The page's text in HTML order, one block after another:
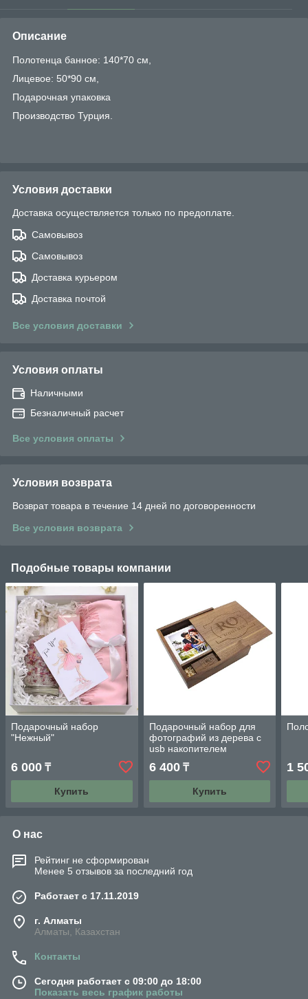
Описание
Полотенца банное: 140*70 см,
Лицевое: 50*90 см,
Подарочная упаковка
Производство Турция.
Условия доставки
Доставка осуществляется только по предоплате.
Самовывоз
Самовывоз
Доставка курьером
Доставка почтой
Все условия доставки
Условия оплаты
Наличными
Безналичный расчет
Все условия оплаты
Условия возврата
Возврат товара в течение 14 дней по договоренности
Все условия возврата
Подобные товары компании
Подарочный набор
"Нежный"
6 000 ₸
Купить
Подарочный набор для
фотографий из дерева с
usb накопителем
6 400₸
Купить
1
О нас
Рейтинг не сформирован
Менее 5 отзывов за последний год
Работает с 17.11.2019
г. Алматы
Алматы, Казахстан
Контакты
Сегодня работает с 09:00 до 18:00
Показать весь график работы